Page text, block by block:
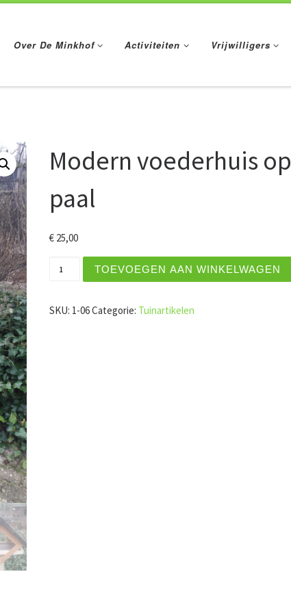
Over De Minkhof
Activiteiten Vrijwilligers
Modern voederhuis op
paal
€ 25,00
TOEVOEGEN AAN WINKELWAGEN
SKU: 1-06Categorie: Tuinartikelen